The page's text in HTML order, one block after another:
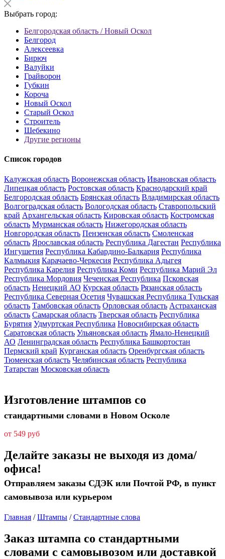
Выбрать город:
Белгородская область / Новый Оскол
Белгород
Алексеевка
Бирюч
Валуйки
Грайворон
Губкин
Короча
Новый Оскол
Старый Оскол
Строитель
Шебекино
Другие регионы
Список городов
Калужская область Воронежская область Ивановская область
Липецкая область Ростовская область Краснодарский край
Белгородская область Брянская область Владимирская область
Волгоградская область Вологодская область Ставропольский
край Архангельская область Кировская область Костромская
область Мурманская область Нижегородская область
Новгородская область Пензенская область Смоленская
область Ярославская область Республика Дагестан Республика
Ингушетия Республика Кабардино-Балкария Республика
Калмыкия Карачаево-Черкесия Республика Адыгея
Республика Карелия Республика Коми Республика Марий Эл
Республика Мордовия Чеченская Республика Псковская
область Ненецкий АО Курская область Рязанская область
Республика Северная Осетия Чувашская Республика Тульская
область Тамбовская область Орловская область Астраханская
область Самарская область Тверская область Республика
Бурятия Удмуртская Республика Новосибирская область
Саратовская область Ульяновская область Ямало-Ненецкий
АО Ленинградская область Республика Башкортостан
Пермский край Курганская область Оренбургская область
Тюменская область Челябинская область Республика
Татарстан Московская область
Изготовление штампов со
стандартными словами в Новом Осколе
от 549 руб
Делайте заказы не выходя из дома/
офиса!
Отправляем заказы СДЭК или Почтой РФ, в пункт
самовывоза или курьером
Главная /Штампы /Стандартные слова
Заказ штампа со стандартными
словами с самовывозом или доставкой